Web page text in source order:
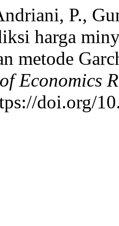
P.,
harga
metode
Economics
doi.org/